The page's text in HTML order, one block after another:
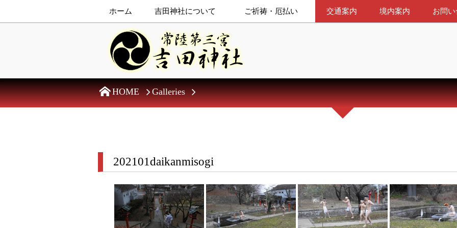
ホーム 吉田神社について ご祈祷・厄払い 交通案内 境内案内 お問
HOME Galleries
202101daikanmisogi